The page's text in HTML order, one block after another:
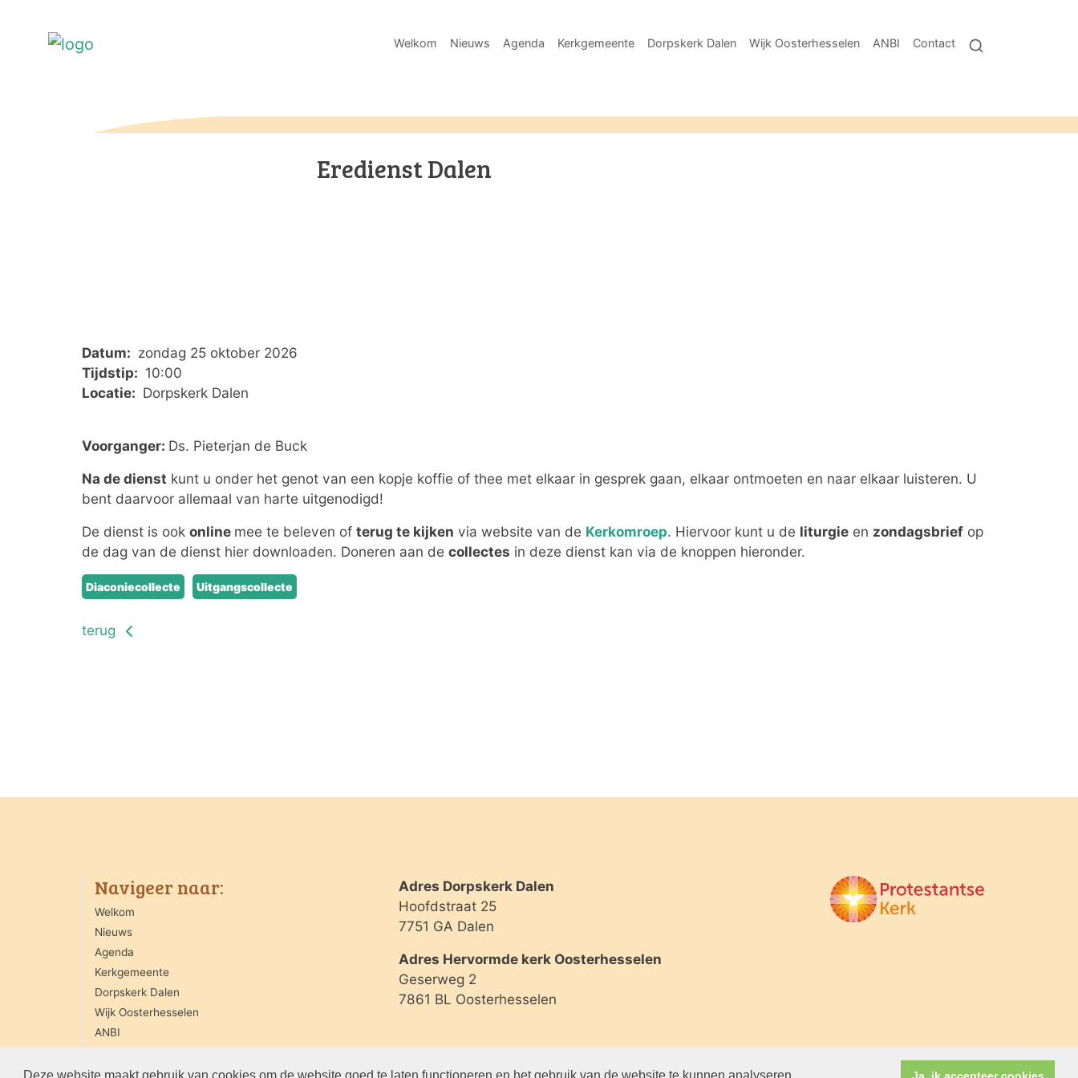
Welkom Nieuws Agenda Kerkgemeente Dorpskerk Dalen Wijk Oosterhesselen ANBI Contact
Eredienst Dalen
Datum: zondag 25 oktober 2026
Tijdstip: 10:00
Locatie: Dorpskerk Dalen
Voorganger: Ds. Pieterjan de Buck
Na de dienst kunt u onder het genot van een kopje koffie of thee met elkaar in gesprek gaan, elkaar ontmoeten en naar elkaar luisteren. U
bent daarvoor allemaal van harte uitgenodigd!
De dienst is ook online mee te beleven of terug te kijken via website van de Kerkomroep. Hiervoor kunt u de liturgie en zondagsbrief op
de dag van de dienst hier downloaden. Doneren aan de collectes in deze dienst kan via de knoppen hieronder.
Diaconiecollecte Uitgangscollecte
terug
Navigeer naar:
Welkom
Nieuws
Agenda
Kerkgemeente
Dorpskerk Dalen
Wijk Oosterhesselen
ANBI
Adres Dorpskerk Dalen
Hoofdstraat 25
7751 GA Dalen
Adres Hervormde kerk Oosterhesselen
Geserweg 2
7861 BL Oosterhesselen